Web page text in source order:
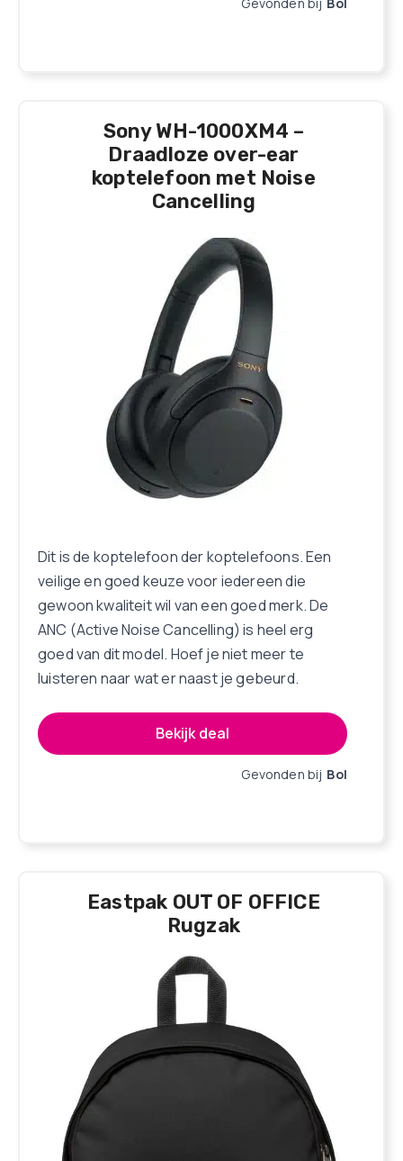
Sony WH-1000XM4 –
Draadloze over-ear
koptelefoon met Noise
Cancelling
Dit is de koptelefoon der koptelefoons. Een
veilige en goed keuze voor iedereen die
gewoon kwaliteit wil van een goed merk. De
ANC (Active Noise Cancelling) is heel erg
goed van dit model. Hoef je niet meer te
luisteren naar wat er naast je gebeurd.
Bekijk deal
Gevonden bij Bol
Eastpak OUT OF OFFICE
Rugzak